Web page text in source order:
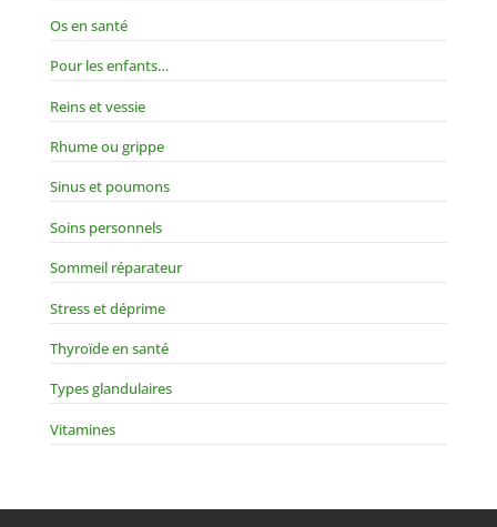
Os en santé
Pour les enfants…
Reins et vessie
Rhume ou grippe
Sinus et poumons
Soins personnels
Sommeil réparateur
Stress et déprime
Thyroïde en santé
Types glandulaires
Vitamines